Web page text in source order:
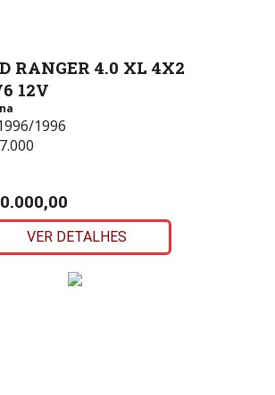
RANGER 4.0 XL 4X2
12V
1996
VER DETALHES